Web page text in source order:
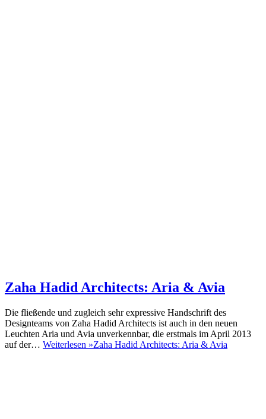
Zaha Hadid Architects: Aria & Avia
Die fließende und zugleich sehr expressive Handschrift des
Designteams von Zaha Hadid Architects ist auch in den neuen
Leuchten Aria und Avia unverkennbar, die erstmals im April 2013
auf der… Weiterlesen »Zaha Hadid Architects: Aria & Avia